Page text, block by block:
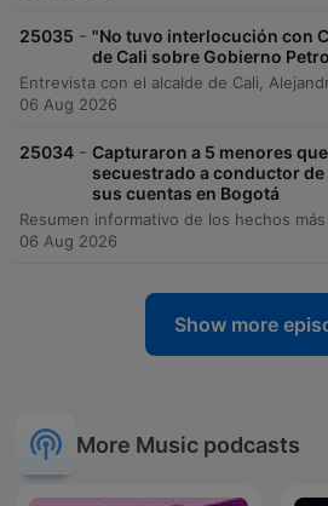
25035 - "No tuvo interlocución con
de Cali sobre Gobierno Petro
06 Aug 2026
25034 - Capturaron a 5 menores
secuestrado a conductor
sus cuentas en Bogotá
06 Aug 2026
Show more
More Music podcasts